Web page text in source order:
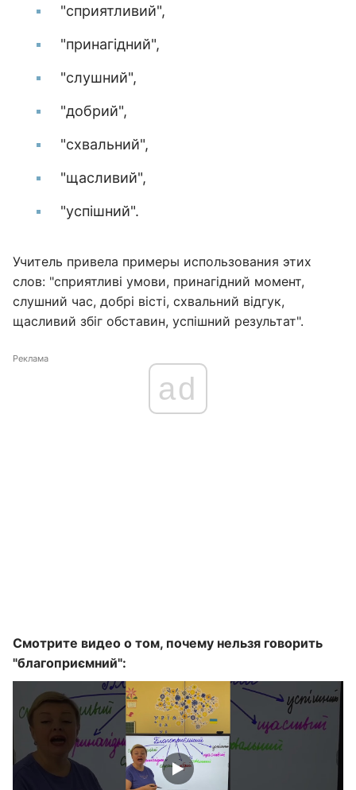
"сприятливий",
"принагідний",
"слушний",
"добрий",
"схвальний",
"щасливий",
"успішний".
Учитель привела примеры использования этих
слов: "сприятливі умови, принагідний момент,
слушний час, добрі вісті, схвальний відгук,
щасливий збіг обставин, успішний результат".
Реклама
ad
Смотрите видео о том, почему нельзя говорить
"благоприємний":